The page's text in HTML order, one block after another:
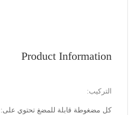
Product Information
التركيب:
كل مضغوطة قابلة للمضغ تحتوي على: